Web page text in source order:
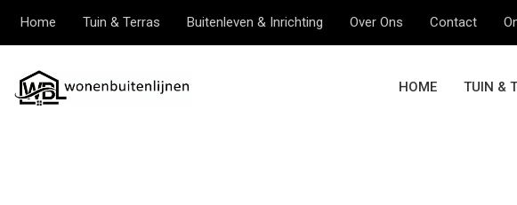
Home Tuin & Terras Buitenleven & Inrichting Over Ons Contact
HOME TUIN &